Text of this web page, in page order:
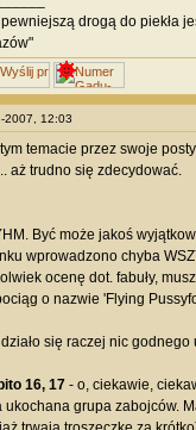
drogą do piekła
2007, 12:03
temacie przez swoje
aż trudno się zdecydować.
Być może jakoś
wprowadzono chyba
ocenę dot. fabuły,
o nazwie 'Flying
się raczej nic godnego
16, 17- o, ciekawie,
ukochana grupa zabojców.